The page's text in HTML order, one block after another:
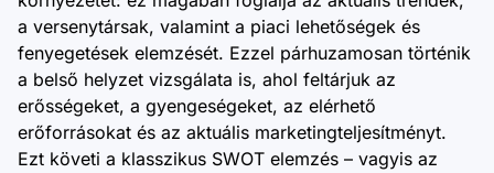
a versenytársak, valamint a piaci lehetőségek és
fenyegetések elemzését. Ezzel párhuzamosan történik
a belső helyzet vizsgálata is, ahol feltárjuk az
erősségeket, a gyengeségeket, az elérhető
erőforrásokat és az aktuális marketingteljesítményt.
Ezt követi a klasszikus SWOT elemzés – vagyis az